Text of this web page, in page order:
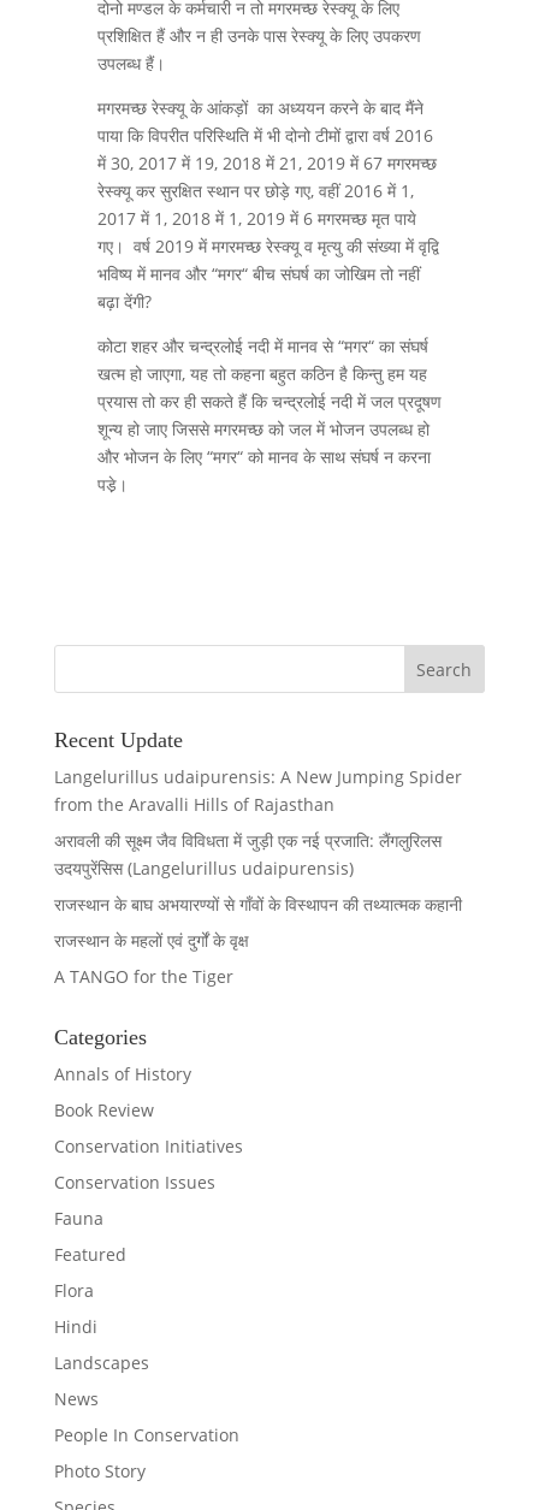
दोनो मण्डल के कर्मचारी न तो मगरमच्छ रेस्क्यू के लिए
प्रशिक्षित हैं और न ही उनके पास रेस्क्यू के लिए उपकरण
उपलब्ध हैं।
मगरमच्छ रेस्क्यू के आंकड़ों का अध्ययन करने के बाद मैंने
पाया कि विपरीत परिस्थिति में भी दोनो टीमों द्वारा वर्ष 2016
में 30, 2017 में 19, 2018 में 21, 2019 में 67 मगरमच्छ
रेस्क्यू कर सुरक्षित स्थान पर छोड़े गए, वहीं 2016 में 1,
2017 में 1, 2018 में 1, 2019 में 6 मगरमच्छ मृत पाये
गए। वर्ष 2019 में मगरमच्छ रेस्क्यू व मृत्यु की संख्या में वृद्वि
भविष्य में मानव और “मगर“ बीच संघर्ष का जोखिम तो नहीं
बढ़ा देंगी?
कोटा शहर और चन्द्रलोई नदी में मानव से “मगर“ का संघर्ष
खत्म हो जाएगा, यह तो कहना बहुत कठिन है किन्तु हम यह
प्रयास तो कर ही सकते हैं कि चन्द्रलोई नदी में जल प्रदूषण
शून्य हो जाए जिससे मगरमच्छ को जल में भोजन उपलब्ध हो
और भोजन के लिए “मगर“ को मानव के साथ संघर्ष न करना
पडे़।
Recent Update
Langelurillus udaipurensis: A New Jumping Spider
from the Aravalli Hills of Rajasthan
अरावली की सूक्ष्म जैव विविधता में जुड़ी एक नई प्रजाति: लैंगलुरिलस
उदयपुरेंसिस (Langelurillus udaipurensis)
राजस्थान के बाघ अभयारण्यों से गाँवों के विस्थापन की तथ्यात्मक कहानी
राजस्थान के महलों एवं दुर्गों के वृक्ष
A TANGO for the Tiger
Categories
Annals of History
Book Review
Conservation Initiatives
Conservation Issues
Fauna
Featured
Flora
Hindi
Landscapes
News
People In Conservation
Photo Story